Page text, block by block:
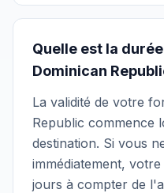
Quelle est la
Dominican
La validité de votre
Republic commence
destination. Si vous
immédiatement,
jours à compter de